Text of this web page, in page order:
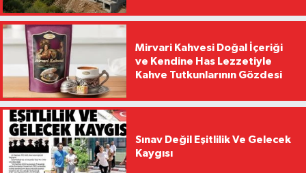
Mirvari Kahvesi Doğal İçeriği
ve Kendine Has Lezzetiyle
Kahve Tutkunlarının Gözdesi
Sınav Değil Eşitlilik Ve Gelecek
Kaygısı